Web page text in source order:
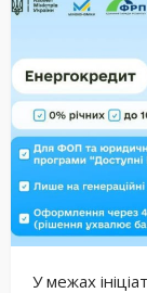
У межах